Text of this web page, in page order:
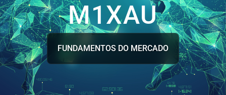
M1XAU
FUNDAMENTOS DO MERCADO